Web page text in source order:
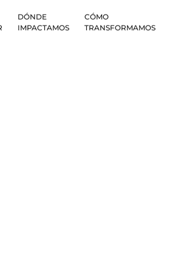
DÓNDE
IMPACTAMOS
CÓMO
TRANSFORMAMOS